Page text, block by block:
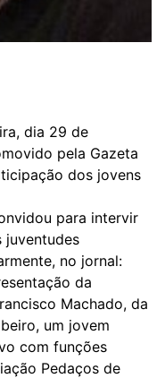
dia 29 de
pela Gazeta
dos jovens
para intervir
juventudes
no jornal:
da
Machado, da
um jovem
com funções
Pedaços de